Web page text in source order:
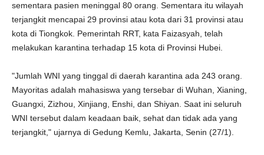
sementara pasien meninggal 80 orang. Sementara itu wilayah
terjangkit mencapai 29 provinsi atau kota dari 31 provinsi atau
kota di Tiongkok. Pemerintah RRT, kata Faizasyah, telah
melakukan karantina terhadap 15 kota di Provinsi Hubei.
"Jumlah WNI yang tinggal di daerah karantina ada 243 orang.
Mayoritas adalah mahasiswa yang tersebar di Wuhan, Xianing,
Guangxi, Zizhou, Xinjiang, Enshi, dan Shiyan. Saat ini seluruh
WNI tersebut dalam keadaan baik, sehat dan tidak ada yang
terjangkit," ujarnya di Gedung Kemlu, Jakarta, Senin (27/1).